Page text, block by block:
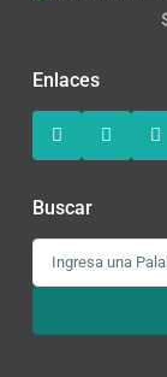
Enlaces
Buscar